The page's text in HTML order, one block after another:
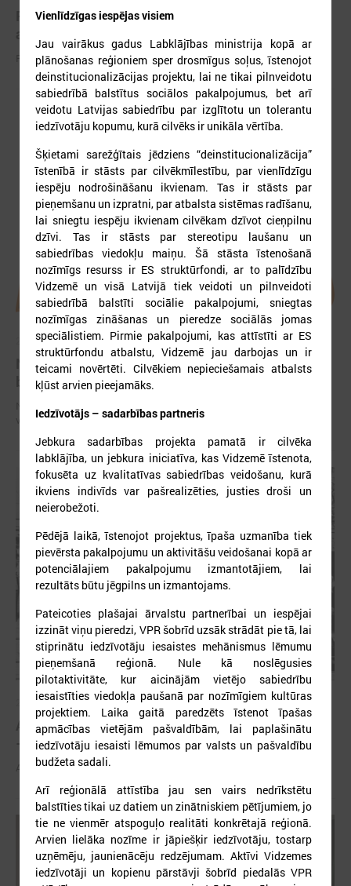
Pieejamas rīcības vadlīnijas institūcijām šūnu
apraides gadījumā
Pieejamas rīcības vadlīnijas institūcijām šūnu apraides gadījumā
2026. gada 28. aprīlis
Notiks Kraukļa piemiņas basketbola turnīrs
bērniem, amatieriem un veterāniem
Notiks Kraukļa piemiņas basketbola turnīrs bērniem, amatieriem un
veterāniem
2026. gada 21. aprīlis
Aizvadīta 5. jubilejas konference “Tautas sapulcei
– 36”
Aizvadīta 5. jubilejas konference “Tautas sapulcei – 36”
Vienlīdzīgas iespējas visiem
Jau vairākus gadus Labklājības ministrija kopā ar
plānošanas reģioniem sper drosmīgus soļus, īstenojot
deinstitucionalizācijas projektu, lai ne tikai pilnveidotu
sabiedrībā balstītus sociālos pakalpojumus, bet arī
veidotu Latvijas sabiedrību par izglītotu un tolerantu
iedzīvotāju kopumu, kurā cilvēks ir unikāla vērtība.
Šķietami sarežģītais jēdziens “deinstitucionalizācija”
īstenībā ir stāsts par cilvēkmīlestību, par vienlīdzīgu
iespēju nodrošināšanu ikvienam. Tas ir stāsts par
pieņemšanu un izpratni, par atbalsta sistēmas radīšanu,
lai sniegtu iespēju ikvienam cilvēkam dzīvot cieņpilnu
dzīvi. Tas ir stāsts par stereotipu laušanu un
sabiedrības viedokļu maiņu. Šā stāsta īstenošanā
nozīmīgs resurss ir ES struktūrfondi, ar to palīdzību
Vidzemē un visā Latvijā tiek veidoti un pilnveidoti
sabiedrībā balstīti sociālie pakalpojumi, sniegtas
nozīmīgas zināšanas un pieredze sociālās jomas
speciālistiem. Pirmie pakalpojumi, kas attīstīti ar ES
struktūrfondu atbalstu, Vidzemē jau darbojas un ir
teicami novērtēti. Cilvēkiem nepieciešamais atbalsts
kļūst arvien pieejamāks.
Iedzīvotājs – sadarbības partneris
Jebkura sadarbības projekta pamatā ir cilvēka
labklājība, un jebkura iniciatīva, kas Vidzemē īstenota,
fokusēta uz kvalitatīvas sabiedrības veidošanu, kurā
ikviens indivīds var pašrealizēties, justies droši un
neierobežoti.
Pēdējā laikā, īstenojot projektus, īpaša uzmanība tiek
pievērsta pakalpojumu un aktivitāšu veidošanai kopā ar
potenciālajiem pakalpojumu izmantotājiem, lai
rezultāts būtu jēgpilns un izmantojams.
Pateicoties plašajai ārvalstu partnerībai un iespējai
izzināt viņu pieredzi, VPR šobrīd uzsāk strādāt pie tā, lai
stiprinātu iedzīvotāju iesaistes mehānismus lēmumu
pieņemšanā reģionā. Nule kā noslēgusies
pilotaktivitāte, kur aicinājām vietējo sabiedrību
iesaistīties viedokļa paušanā par nozīmīgiem kultūras
projektiem. Laika gaitā paredzēts īstenot īpašas
apmācības vietējām pašvaldībām, lai paplašinātu
iedzīvotāju iesaisti lēmumos par valsts un pašvaldību
budžeta sadali.
Arī reģionālā attīstība jau sen vairs nedrīkstētu
balstīties tikai uz datiem un zinātniskiem pētījumiem, jo
tie ne vienmēr atspoguļo realitāti konkrētajā reģionā.
Arvien lielāka nozīme ir jāpiešķir iedzīvotāju, tostarp
uzņēmēju, jaunienācēju redzējumam. Aktīvi Vidzemes
iedzīvotāji un kopienu pārstāvji šobrīd piedalās VPR